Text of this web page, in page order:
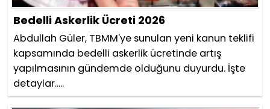
Bedelli Askerlik Ücreti 2026
Abdullah Güler, TBMM'ye sunulan yeni kanun teklifi
kapsamında bedelli askerlik ücretinde artış
yapılmasının gündemde olduğunu duyurdu. İşte
detaylar.....